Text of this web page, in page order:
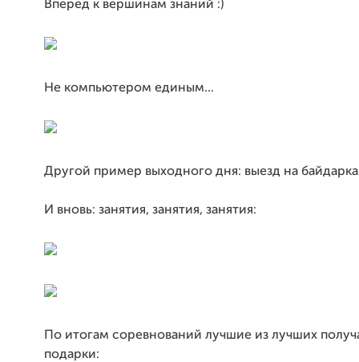
Вперед к вершинам знаний :)
Не компьютером единым...
Другой пример выходного дня: выезд на
И вновь: занятия, занятия, занятия:
По итогам соревнований лучшие из лучших
подарки: